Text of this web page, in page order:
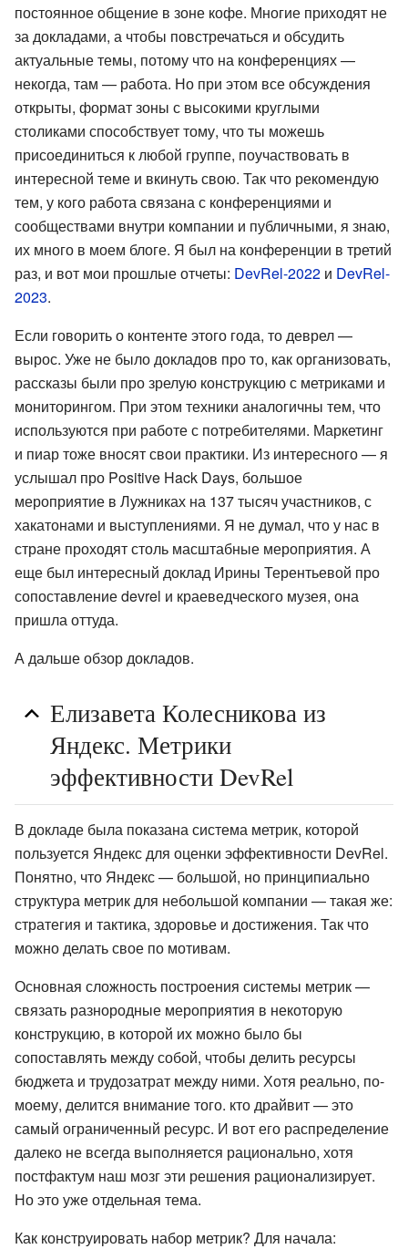
постоянное общение в зоне кофе. Многие приходят не
за докладами, а чтобы повстречаться и обсудить
актуальные темы, потому что на конференциях —
некогда, там — работа. Но при этом все обсуждения
открыты, формат зоны с высокими круглыми
столиками способствует тому, что ты можешь
присоединиться к любой группе, поучаствовать в
интересной теме и вкинуть свою. Так что рекомендую
тем, у кого работа связана с конференциями и
сообществами внутри компании и публичными, я знаю,
их много в моем блоге. Я был на конференции в третий
раз, и вот мои прошлые отчеты: DevRel-2022 и DevRel-
2023.
Если говорить о контенте этого года, то деврел —
вырос. Уже не было докладов про то, как организовать,
рассказы были про зрелую конструкцию с метриками и
мониторингом. При этом техники аналогичны тем, что
используются при работе с потребителями. Маркетинг
и пиар тоже вносят свои практики. Из интересного — я
услышал про Positive Hack Days, большое
мероприятие в Лужниках на 137 тысяч участников, с
хакатонами и выступлениями. Я не думал, что у нас в
стране проходят столь масштабные мероприятия. А
еще был интересный доклад Ирины Терентьевой про
сопоставление devrel и краеведческого музея, она
пришла оттуда.
А дальше обзор докладов.
Елизавета Колесникова из
Яндекс. Метрики
эффективности DevRel
В докладе была показана система метрик, которой
пользуется Яндекс для оценки эффективности DevRel.
Понятно, что Яндекс — большой, но принципиально
структура метрик для небольшой компании — такая же:
стратегия и тактика, здоровье и достижения. Так что
можно делать свое по мотивам.
Основная сложность построения системы метрик —
связать разнородные мероприятия в некоторую
конструкцию, в которой их можно было бы
сопоставлять между собой, чтобы делить ресурсы
бюджета и трудозатрат между ними. Хотя реально, по-
моему, делится внимание того. кто драйвит — это
самый ограниченный ресурс. И вот его распределение
далеко не всегда выполняется рационально, хотя
постфактум наш мозг эти решения рационализирует.
Но это уже отдельная тема.
Как конструировать набор метрик? Для начала: